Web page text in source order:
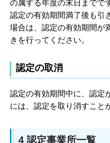
の属する年度の末日までで
認定の有効期間満了後も引
場合は、認定の有効期間が
きを行ってください。
認定の取消
認定の有効期間中に、認定
には、認定を取り消すこと
4 認定事業所一覧